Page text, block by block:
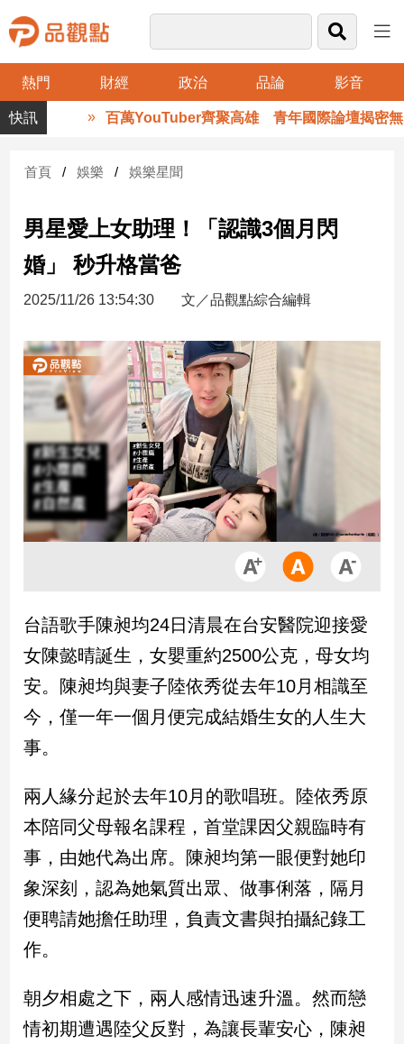
熱門 財經 政治 品論 影音
品
觀
財
台
財
新
產
經/
股
市
房
地
產
品
政
治
政
治
焦
品
點
民
調
國
會
點
觀
百萬YouTuber齊聚高雄 青年國際論壇揭密無國
首頁 娛樂 娛樂星聞
男星愛上女助理！「認識3個月閃
婚」 秒升格當爸
2025/11/26 13:54:30 文／品觀點綜合編輯
台語歌手陳昶均24日清晨在台安醫院迎接愛
女陳懿晴誕生，女嬰重約2500公克，母女均
安。陳昶均與妻子陸依秀從去年10月相識至
今，僅一年一個月便完成結婚生女的人生大
事。
兩人緣分起於去年10月的歌唱班。陸依秀原
本陪同父母報名課程，首堂課因父親臨時有
事，由她代為出席。陳昶均第一眼便對她印
象深刻，認為她氣質出眾、做事俐落，隔月
便聘請她擔任助理，負責文書與拍攝紀錄工
作。
朝夕相處之下，兩人感情迅速升溫。然而戀
情初期遭遇陸父反對，為讓長輩安心，陳昶